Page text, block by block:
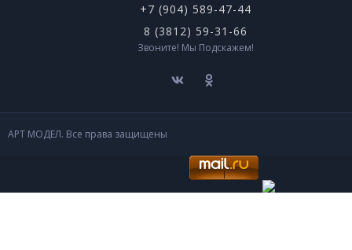
+7 (904) 589-47-44
8 (3812) 59-31-66
Звоните! Мы Подскажем!
АРТ МОДЕЛ. Все права защищены